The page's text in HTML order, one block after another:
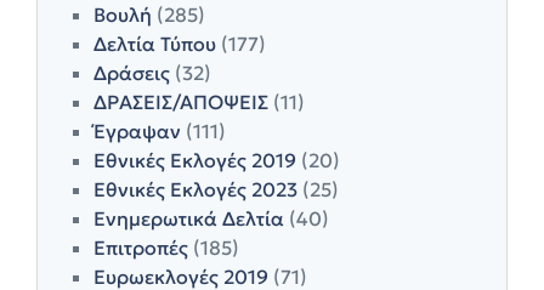
Βουλή (285)
Δελτία Τύπου (177)
Δράσεις (32)
ΔΡΑΣΕΙΣ/ΑΠΟΨΕΙΣ (11)
Έγραψαν (111)
Εθνικές Εκλογές 2019 (20)
Εθνικές Εκλογές 2023 (25)
Ενημερωτικά Δελτία (40)
Επιτροπές (185)
Ευρωεκλογές 2019 (71)